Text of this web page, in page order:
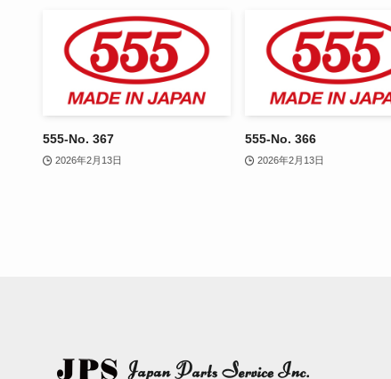
555-No. 367
2026年2月13日
555-No. 366
2026年2月13日